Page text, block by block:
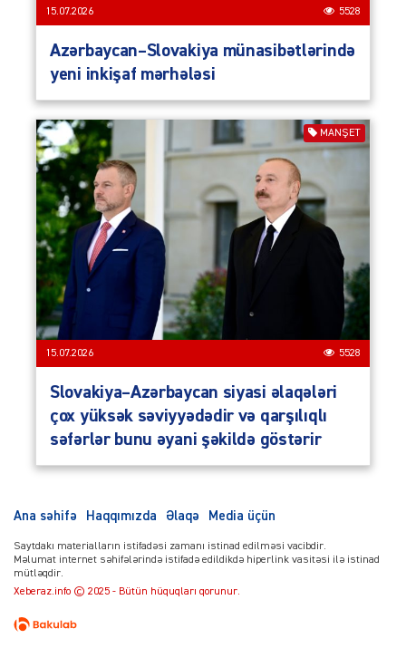
15.07.2026 5528
Azərbaycan–Slovakiya münasibətlərində
yeni inkişaf mərhələsi
MANŞET
15.07.2026 5528
Slovakiya–Azərbaycan siyasi əlaqələri
çox yüksək səviyyədədir və qarşılıqlı
səfərlər bunu əyani şəkildə göstərir
Ana səhifə Haqqımızda Əlaqə Media üçün
Saytdakı materialların istifadəsi zamanı istinad edilməsi vacibdir.
Məlumat internet səhifələrində istifadə edildikdə hiperlink vasitəsi ilə istinad
mütləqdir.
Xeberaz.info © 2025 - Bütün hüquqları qorunur.